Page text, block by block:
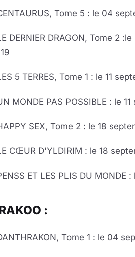
Tome 5 : le 04
DERNIER DRAGON, Tome 2
5 TERRES, Tome 1 : le 11
MONDE PAS POSSIBLE : le
SEX, Tome 2 : le 18
CŒUR D'YLDIRIM : le 18
ET LES PLIS DU MONDE
:
Tome 1 : le 04